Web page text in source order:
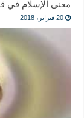
معنى الإسلام في
20 فبراير، 2018